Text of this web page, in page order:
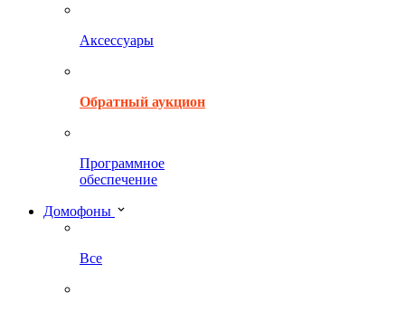
Аксессуары
Обратный аукцион
Программное
обеспечение
Домофоны
Все